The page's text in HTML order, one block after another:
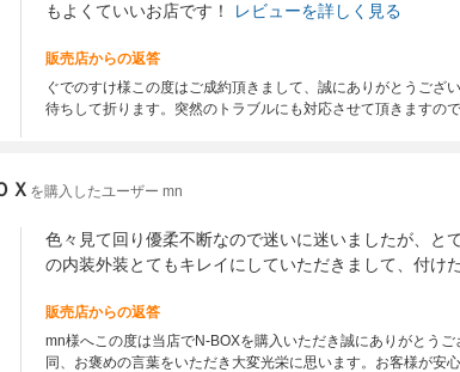
もよくていいお店です！
レビューを詳しく見る
販売店からの返答
ぐでのすけ様この度はご成約頂きまして、誠にありがとうござ
待ちして折ります。突然のトラブルにも対応させて頂きます
Ｘ を購入したユーザー mn
色々見て回り優柔不断なので迷いに迷いましたが、と
の内装外装とてもキレイにしていただきまして、付け
販売店からの返答
mn様へこの度は当店でN-BOXを購入いただき誠にありがとう
同、お褒めの言葉をいただき大変光栄に思います。お客様が